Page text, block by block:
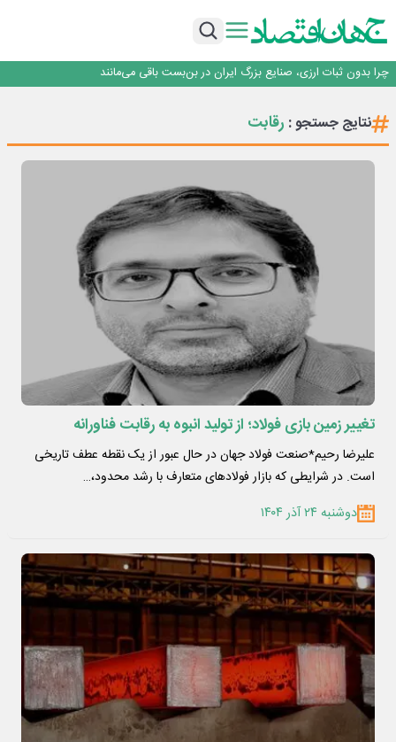
روزنامه ۱۷ مرداد
چرا بدون ثبات ارزی، صنایع بزرگ ایران در بن‌بست باقی می‌مانند
۲ درصد از مشترکان ۱۰ درصد برق خانگی را مصرف می‌کنند!
روزنامه ۱۷ مردادنتایج جستجو : رقابت
تغییر زمین بازی فولاد؛ از تولید انبوه به رقابت فناورانه
علیرضا رحیم*صنعت فولاد جهان در حال عبور از یک نقطه عطف تاریخی
است. در شرایطی که بازار فولادهای متعارف با رشد محدود،…
دوشنبه ۲۴ آذر ۱۴۰۴